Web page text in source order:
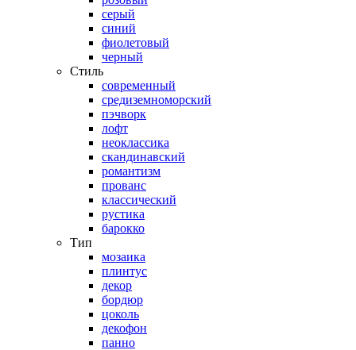
серый
синий
фиолетовый
черный
Стиль
современный
средиземноморский
пэчворк
лофт
неоклассика
скандинавский
романтизм
прованс
классический
рустика
барокко
Тип
мозаика
плинтус
декор
бордюр
цоколь
декофон
панно